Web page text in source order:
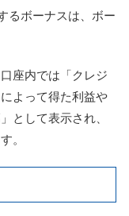
るボーナスは、ボー
座内では「クレジ
よって得た利益や
として表示され、
。